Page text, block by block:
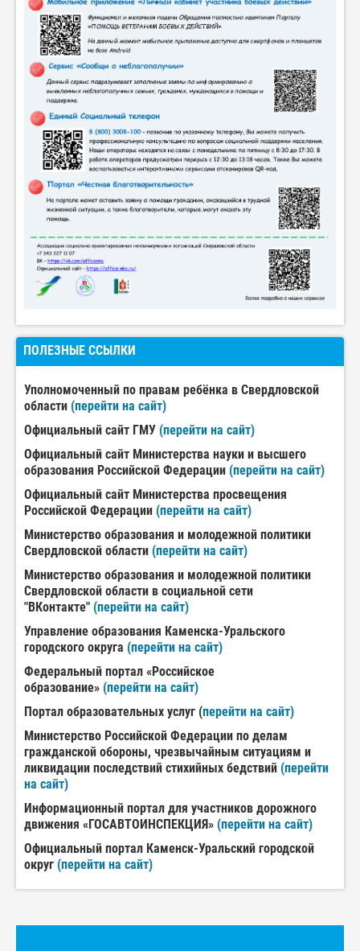
ПОЛЕЗНЫЕ ССЫЛКИ
Уполномоченный по правам ребёнка в Свердловской
области (перейти на сайт)
Официальный сайт ГМУ (перейти на сайт)
Официальный сайт Министерства науки и высшего
образования Российской Федерации (перейти на сайт)
Официальный сайт Министерства просвещения
Российской Федерации (перейти на сайт)
Министерство образования и молодежной политики
Свердловской области (перейти на сайт)
Министерство образования и молодежной политики
Свердловской области в социальной сети
"ВКонтакте" (перейти на сайт)
Управление образования Каменска-Уральского
городского округа (перейти на сайт)
Федеральный портал «Российское
образование» (перейти на сайт)
Портал образовательных услуг (перейти на сайт)
Министерство Российской Федерации по делам
гражданской обороны, чрезвычайным ситуациям и
ликвидации последствий стихийных бедствий (перейти
на сайт)
Информационный портал для участников дорожного
движения «ГОСАВТОИНСПЕКЦИЯ» (перейти на сайт)
Официальный портал Каменск-Уральский городской
округ (перейти на сайт)